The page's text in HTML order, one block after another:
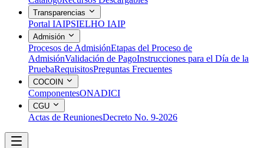
Transparencias
Portal IAIPSIELHO IAIP
Admisión
Procesos de AdmisiónEtapas del Proceso de
AdmisiónValidación de PagoInstrucciones para el Día de la
PruebaRequisitosPreguntas Frecuentes
COCOIN
ComponentesONADICI
CGU
Actas de ReunionesDecreto No. 9-2026